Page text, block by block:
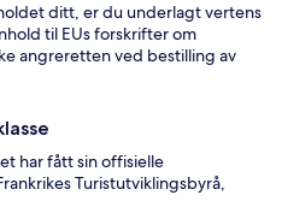
ditt, er du underlagt vertens
til EUs forskrifter om
angreretten ved bestilling av
har fått sin offisielle
Turistutviklingsbyrå,